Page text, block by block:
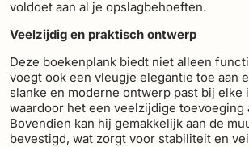
voldoet aan al je opslagbehoeften.
Veelzijdig en praktisch ontwerp
Deze boekenplank biedt niet alleen
voegt ook een vleugje elegantie toe aan
slanke en moderne ontwerp past bij elke
waardoor het een veelzijdige toevoeging
Bovendien kan hij gemakkelijk aan de
bevestigd, wat zorgt voor stabiliteit en